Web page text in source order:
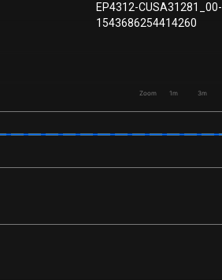
EP4312-CUSA31281_00-
1543686254414260
Zoom 1m 3m